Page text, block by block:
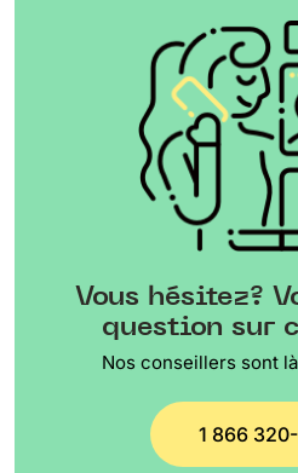
Vous hésitez?
question sur
Nos conseillers sont
1 866